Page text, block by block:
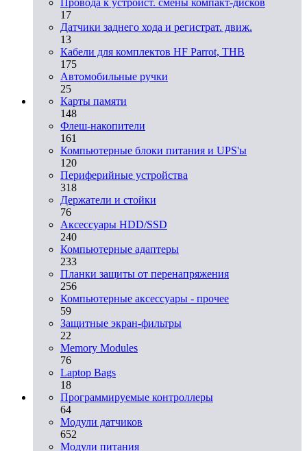
17
Датчики заднего хода и регистрат. движ.
13
Кабели для комплектов HF Parrot, THB
175
Автомобильные ручки
25
Карты памяти
148
Флеш-накопители
161
Компьютерные блоки питания и UPS'ы
120
Периферийные устройства
318
Держатели и стойки
76
Аксессуары HDD/SSD
240
Компьютерные адаптеры
233
Планки защиты от перенапряжения
256
Компьютерные аксессуары - прочее
59
Защитные экран-фильтры
22
Memory Modules
76
Laptop Bags
18
Программируемые контроллеры
64
Модули датчиков
652
Модули питания